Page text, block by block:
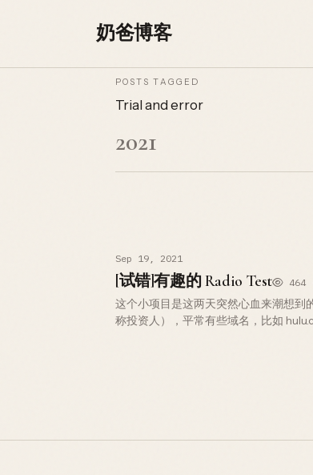
奶爸博客
POSTS TAGGED
Trial and error
2021
Sep 19, 2021
[试错]有趣的 Radio Test 464
这个小项目是这两天突然心血来潮想到
称投资人），平常有些域名，比如